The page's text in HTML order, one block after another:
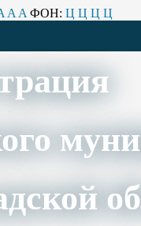
A A ФОН: Ц Ц Ц Ц